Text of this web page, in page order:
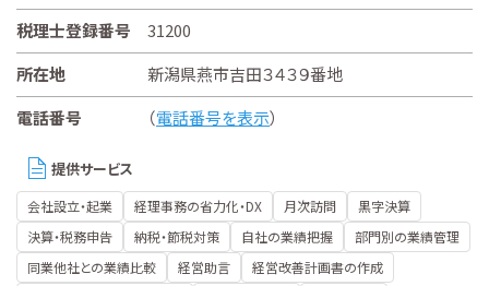
税理士登録番号
31200
所在地
新潟県燕市吉田３４３９番地
電話番号
（電話番号を表示）
提供サービス
会社設立・起業 経理事務の省力化・DX 月次訪問
黒字決算
決算・税務申告
納税・節税対策 自社の業績把握
部門別の業績管理
同業他社との業績比較
経営助言
経営改善計画書の作成